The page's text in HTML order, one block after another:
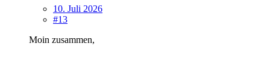
10. Juli 2026
#13
Moin zusammen,